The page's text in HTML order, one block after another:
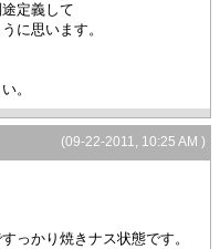
定義して
に思います。
。
(09-22-2011, 10:25 AM )
っかり焼きナス状態です。